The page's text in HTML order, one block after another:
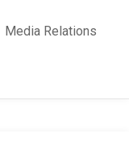
Media Relations